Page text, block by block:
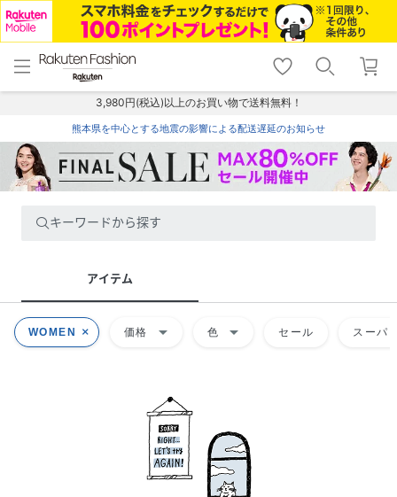
menu home
トップ
shopping_cart lock_outline
ログイン
3,980円(税込)以上のお買い物で送料無料！
熊本県を中心とする地震の影響による配送遅延のお知らせ
キーワードから探す
アイテム
WOMEN 価格 arrow_drop_down 色 arrow_drop_down セール スーパ